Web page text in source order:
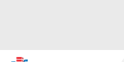
Новостройки